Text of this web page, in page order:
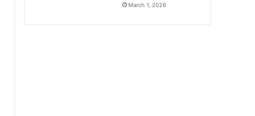
March 1, 2026